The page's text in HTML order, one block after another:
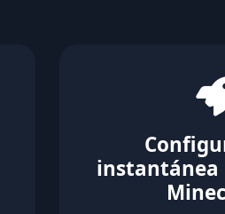
instantánea